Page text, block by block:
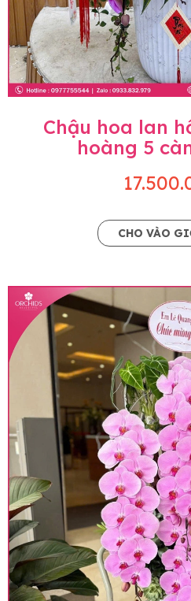
Chậu hoa lan
hoàng 5
CHO VÀO